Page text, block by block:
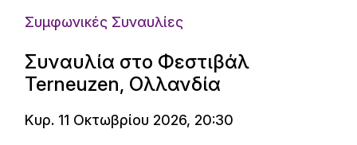
Συμφωνικές Συναυλίες
Συναυλία στο Φεστιβάλ
Terneuzen, Ολλανδία
Κυρ. 11 Οκτωβρίου 2026, 20:30